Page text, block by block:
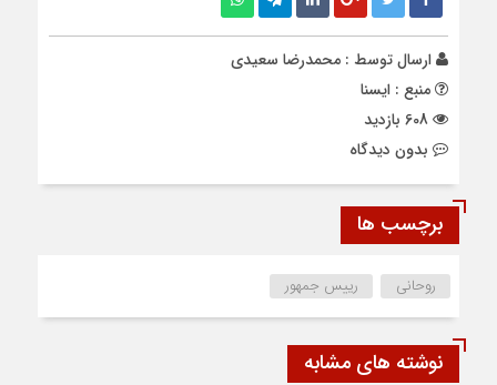
ارسال توسط : محمدرضا سعیدی
منبع : ایسنا
بدون دیدگاه
برچسب ها
روحانی رییس جمهور
نوشته های مشابه